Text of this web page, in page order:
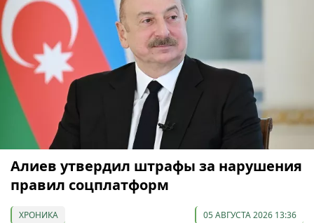
Алиев утвердил штрафы за нарушения
правил соцплатформ
ХРОНИКА 05 АВГУСТА 2026 13:36